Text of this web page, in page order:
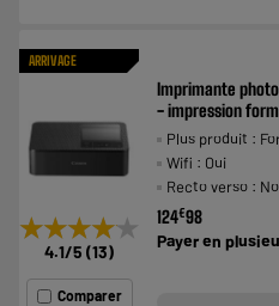
ARRIVAGE
★★★★★
★★★★★
4.1/5 (13)
Comparer
Imprimante photo
- impression
Plus produit :
Wifi : Oui
Recto verso :
124€98
Payer en